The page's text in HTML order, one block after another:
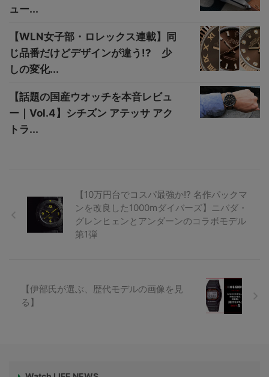
ュー...
【WLN女子部・ロレックス連載】同
じ品番だけどデザインが違う!? 少
しの変化...
【話題の国産ウオッチを本音レビュ
ー｜Vol.4】シチズン アテッサ アク
トラ...
【10万円台でコスパ最強か!? 名作パックマ
ンを改良した1000mダイバーズ】ニバダ・
グレンヒェンとアンダーンのコラボモデル
第1弾
【伊部氏が選ぶ、歴代モデルの画像を見
る】